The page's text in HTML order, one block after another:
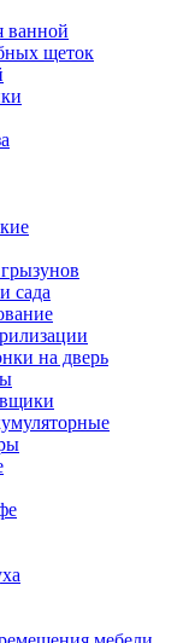
ванной
щеток
сада
на дверь